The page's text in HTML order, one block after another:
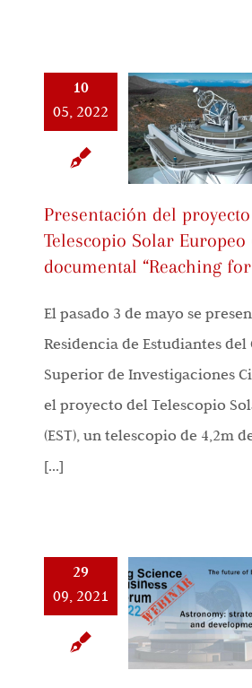
contenido
10
05, 2022
Presentación del
Telescopio Solar Europeo
documental “Reaching
El pasado 3 de mayo se
Residencia de Estudiantes del
Superior de Investigaciones
el proyecto del Telescopio
(EST), un telescopio de 4,2m
[...]
29
09, 2021